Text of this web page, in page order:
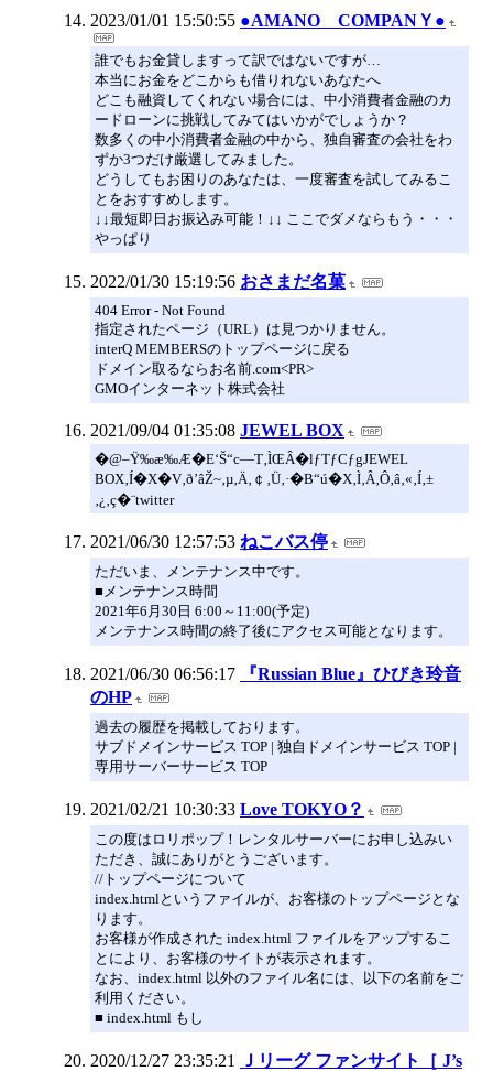
2023/01/01 15:50:55 ●AMANO COMPANＹ●
誰でもお金貸しますって訳ではないですが…
本当にお金をどこからも借りれないあなたへ
どこも融資してくれない場合には、中小消費者金融のカ
ードローンに挑戦してみてはいかがでしょうか？
数多くの中小消費者金融の中から、独自審査の会社をわ
ずか3つだけ厳選してみました。
どうしてもお困りのあなたは、一度審査を試してみるこ
とをおすすめします。
↓↓最短即日お振込み可能！↓↓ ここでダメならもう・・・
やっぱり
2022/01/30 15:19:56 おさまだ名菓
404 Error - Not Found
指定されたページ（URL）は見つかりません。
interQ MEMBERSのトップページに戻る
ドメイン取るならお名前.com<PR>
GMOインターネット株式会社
2021/09/04 01:35:08 JEWEL BOX
�@–Ÿ‰æ‰Æ�E‘Š“c—T‚ÌŒÂ�lƒTƒCƒgJEWEL
BOX‚Í�X�V‚ð’âŽ~‚µ‚Ä‚￠‚Ü‚·�B“ú�X‚Ì‚Â‚Ô‚â‚«‚Í‚±
‚¿‚ç�¨twitter
2021/06/30 12:57:53 ねこバス停
ただいま、メンテナンス中です。
■メンテナンス時間
2021年6月30日 6:00～11:00(予定)
メンテナンス時間の終了後にアクセス可能となります。
2021/06/30 06:56:17
『Russian Blue』ひびき玲音
のHP
過去の履歴を掲載しております。
サブドメインサービス TOP | 独自ドメインサービス TOP |
専用サーバーサービス TOP
2021/02/21 10:30:33 Love TOKYO？
この度はロリポップ！レンタルサーバーにお申し込みい
ただき、誠にありがとうございます。
//トップページについて
index.htmlというファイルが、お客様のトップページとな
ります。
お客様が作成された index.html ファイルをアップするこ
とにより、お客様のサイトが表示されます。
なお、index.html 以外のファイル名には、以下の名前をご
利用ください。
■ index.html もし
2020/12/27 23:35:21
Ｊリーグ ファンサイト［ J’s